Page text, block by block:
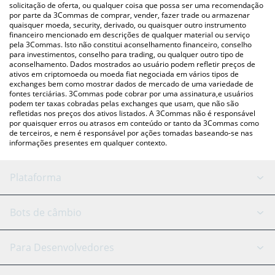
para verificar o último preço de Lenny nas principais moedas fiat
e criptográficas.
solicitação de oferta, ou qualquer coisa que possa ser uma recomendação
por parte da 3Commas de comprar, vender, fazer trade ou armazenar
quaisquer moeda, security, derivado, ou quaisquer outro instrumento
financeiro mencionado em descrições de qualquer material ou serviço
pela 3Commas. Isto não constitui aconselhamento financeiro, conselho
para investimentos, conselho para trading, ou qualquer outro tipo de
aconselhamento. Dados mostrados ao usuário podem refletir preços de
ativos em criptomoeda ou moeda fiat negociada em vários tipos de
exchanges bem como mostrar dados de mercado de uma variedade de
fontes terciárias. 3Commas pode cobrar por uma assinatura,e usuários
podem ter taxas cobradas pelas exchanges que usam, que não são
refletidas nos preços dos ativos listados. A 3Commas não é responsável
por quaisquer erros ou atrasos em conteúdo or tanto da 3Commas como
de terceiros, e nem é responsável por ações tomadas baseando-se nas
informações presentes em qualquer contexto.
Plataforma
Bot GRID
Signal Bot
Assistente de IA
Bots de câmbio
Binance
Para Desenvolvedores